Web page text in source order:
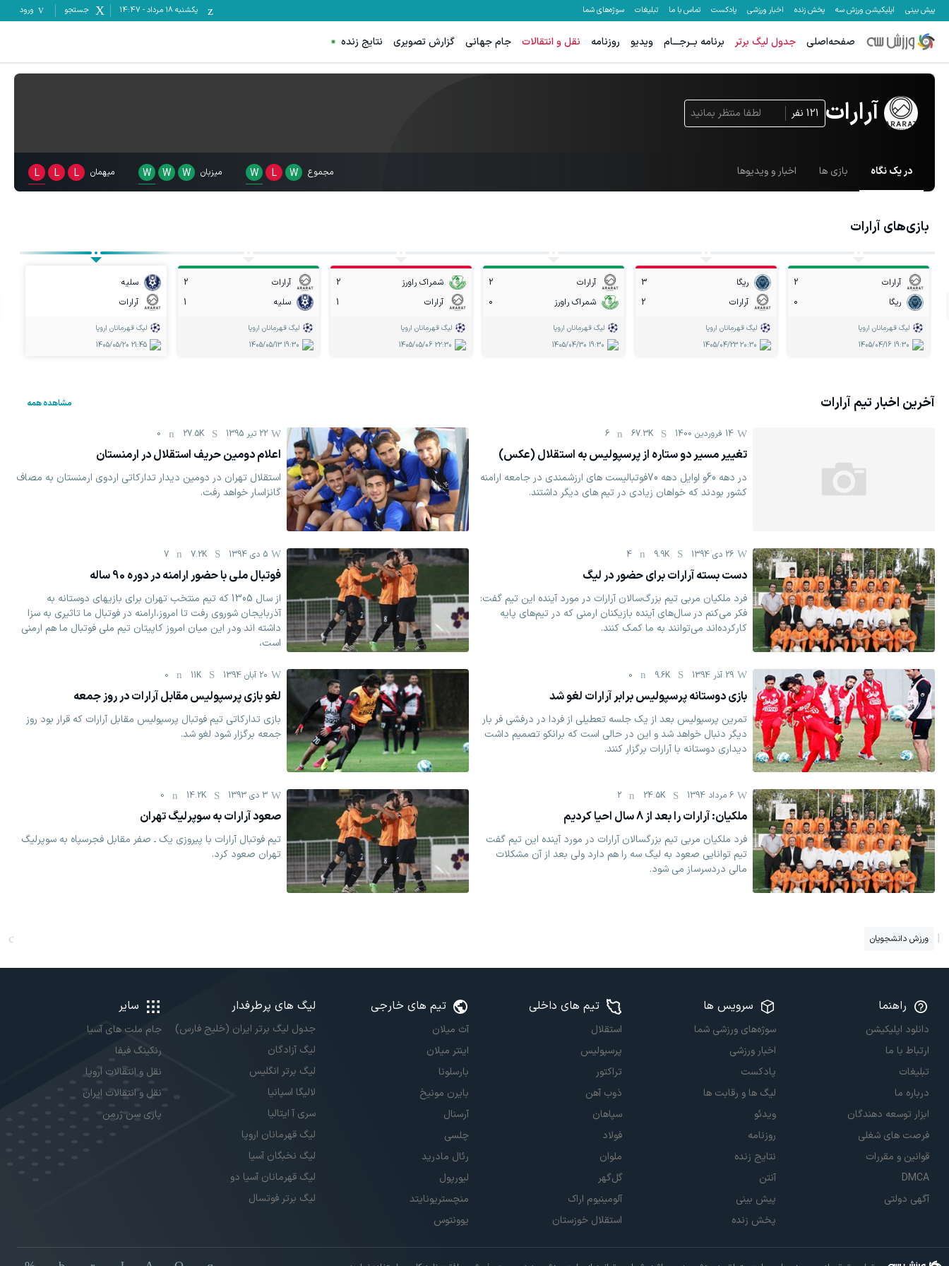
پیش بینی اپلیکیشن ورزش سه پخش زنده اخبار ورزشی پادکست تماس با ما تبلیغات سوژه‌های شما یکشنبه ۱۸ مرداد -
14:47 جستجو ورود
صفحه‌اصلی جدول لیگ برتر برنامه بــرجـــام ویدیو روزنامه نقل و انتقالات جام جهانی گزارش تصویری نتایج زنده
آرارات 121 نفر لطفا منتظر بمانید
در یک نگاه بازی ها اخبار و ویدیوها مجموع W
L
W میزبان W
W
W میهمان L
L
L
بازی‌هایآرارات
آرارات
2
ریگا
0
لیگ قهرمانان اروپا
1405/04/16 19:30
ریگا
3
آرارات
2
لیگ قهرمانان اروپا
1405/04/23 20:30
آرارات
2
شمراک راورز
0
لیگ قهرمانان اروپا
1405/04/30 19:30
شمراک راورز
2
آرارات
1
لیگ قهرمانان اروپا
1405/05/06 22:30
آرارات
2
سلیه
1
لیگ قهرمانان اروپا
1405/05/13 19:30
سلیه
آرارات
لیگ قهرمانان اروپا
1405/05/20 21:45
آخرین اخبار تیمآرارات مشاهده همه
14 فروردين 1400 67.3K
6
تغییر مسیر دو ستاره از پرسپولیس به استقلال (عکس)
در دهه 60و اوایل دهه 70فوتبالیست های ارزشمندی در جامعه ارامنه
کشور بودند که خواهان زیادی در تیم های دیگر داشتند.
22 تیر 1395 27.5K
0
اعلام دومین حریف استقلال در ارمنستان
استقلال تهران در دومین دیدار تدارکاتی اردوی ارمنستان به مصاف
گانزاسار خواهد رفت.
26 دی 1394 9.9K
4
دست بسته آرارات برای حضور در لیگ
فرد ملکیان مربی تیم بزرگ‌سالان آرارات در مورد آینده این تیم گفت:
فکر می‌کنم در سال‌های آینده بازیکنان ارمنی که در تیم‌های پایه
کارکرده‌اند می‌توانند به ما کمک کنند.
5 دی 1394 7.2K
7
فوتبال ملی با حضور ارامنه در دوره 90 ساله
از سال 1305 که تیم منتخب تهران برای بازیهای دوستانه به
آذربایجان شوروی رفت تا امروز،ارامنه در فوتبال ما تاثیری به سزا
داشته اند ودر این میان امروز کاپیتان تیم ملی فوتبال ما هم ارمنی
است،
29 آذر 1394 9.6K
0
بازی دوستانه پرسپولیس برابر آرارات لغو شد
تمرین پرسپولیس بعد از یک جلسه تعطیلی از فردا در درفشی فر بار
دیگر دنبال خواهد شد و این در حالی است که برانکو تصمیم داشت
دیداری دوستانه با آرارات برگزار کنند.
20 آبان 1394 11K
0
لغو بازی پرسپولیس مقابل آرارات در روز جمعه
بازی تدارکاتی تیم فوتبال پرسپولیس مقابل آرارات که قرار بود روز
جمعه برگزار شود لغو شد.
6 مرداد 1394 24.5K
2
ملکیان: آرارات را بعد از 8 سال احیا کردیم
فرد ملکیان مربی تیم بزرگسالان آرارات در مورد آینده این تیم گفت
تیم توانایی صعود به لیگ سه را هم دارد ولی بعد از آن مشکلات
مالی دردسرساز می شود.
3 دی 1393 14.2K
0
صعود آرارات به سوپرلیگ تهران
تیم فوتبال آرارات با پیروزی یک ـ صفر مقابل فجرسپاه به سوپرلیگ
تهران صعود کرد.
ورزش دانشجویان
راهنما
دانلود اپلیکیشن
ارتباط با ما
تبلیغات
درباره ما
ابزار توسعه دهندگان
فرصت های شغلی
قوانین و مقررات
DMCA
آگهی دولتی
سرویس ها
سوژه‌های ورزشی شما
اخبار ورزشی
پادکست
لیگ ها و رقابت ها
ویدئو
روزنامه
نتایج زنده
آنتن
پیش بینی
پخش زنده
تیم های داخلی
استقلال
پرسپولیس
تراکتور
ذوب آهن
سپاهان
فولاد
ملوان
گل‌گهر
آلومینیوم اراک
استقلال خوزستان
تیم های خارجی
آث میلان
اینتر میلان
بارسلونا
بایرن مونیخ
آرسنال
چلسی
رئال مادرید
لیورپول
منچستریونایتد
یوونتوس
لیگ های پرطرفدار
جدول لیگ برتر ایران (خلیج فارس)
لیگ آزادگان
لیگ برتر انگلیس
لالیگا اسپانیا
سری آ ایتالیا
لیگ قهرمانان اروپا
لیگ نخبگان آسیا
لیگ قهرمانان آسیا دو
لیگ برتر فوتسال
سایر
جام ملت های آسیا
رنکینگ فیفا
نقل و انتقالات اروپا
نقل و انتقالات ایران
پاری سن ژرمن